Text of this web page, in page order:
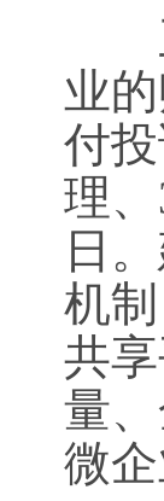
三
业
付
理
日
机
共
量
微企